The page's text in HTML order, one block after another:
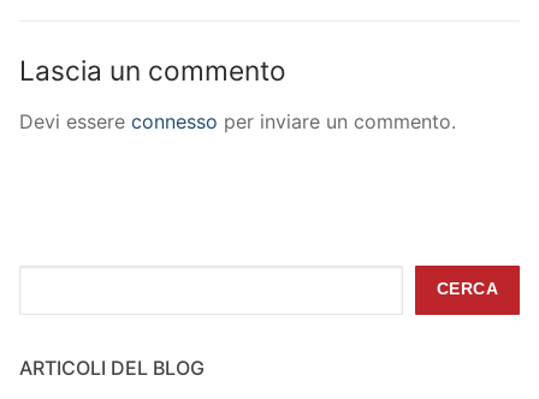
Lascia un commento
Devi essere connesso per inviare un commento.
CERCA
ARTICOLI DEL BLOG